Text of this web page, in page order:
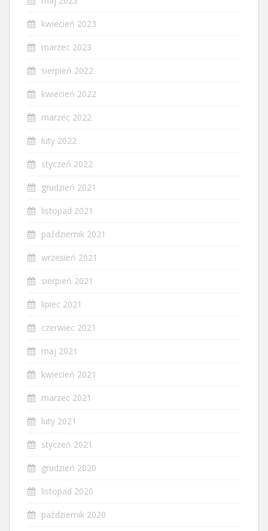
kwiecień 2023
marzec 2023
sierpień 2022
kwiecień 2022
marzec 2022
luty 2022
styczeń 2022
grudzień 2021
listopad 2021
październik 2021
wrzesień 2021
sierpień 2021
lipiec 2021
czerwiec 2021
maj 2021
kwiecień 2021
marzec 2021
luty 2021
styczeń 2021
grudzień 2020
listopad 2020
październik 2020